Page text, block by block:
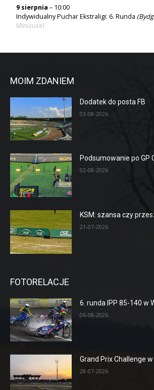
9 sierpnia – 10:00
Indywidualny Puchar Ekstraligi: 6. Runda
Miniżużel
MOIM ZDANIEM
Dodatek do posta FB
03-08-2026
Podsumowanie po GP
02-08-2026
KSM: szansa czy
21-07-2026
FOTORELACJE
6. runda IPP 85-140 w
06-08-2026
Grand Prix Challenge
28-07-2026